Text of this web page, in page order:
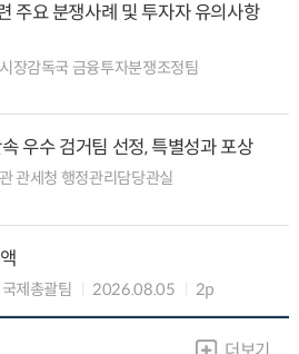
주요 분쟁사례 및 투자자 유의사항
장감독국 금융투자분쟁조정팀
우수 검거팀 선정, 특별성과 포상
관세청 행정관리담당관실
제총괄팀 2026.08.05 2p